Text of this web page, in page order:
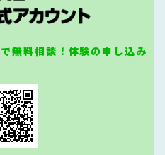
無料相談！体験の申し込み